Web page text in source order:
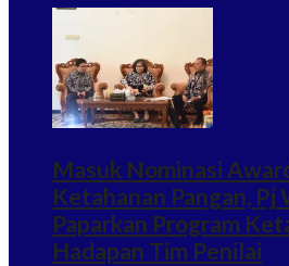
Masuk Nominasi
Ketahanan Pangan,
Paparkan Program
Hadapan Tim Penilai